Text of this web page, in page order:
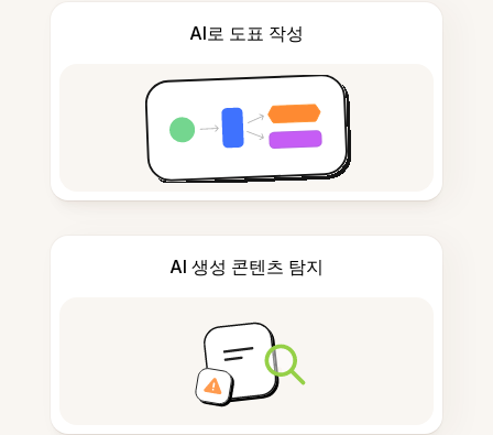
AI로 도표 작성
AI 생성 콘텐츠 탐지